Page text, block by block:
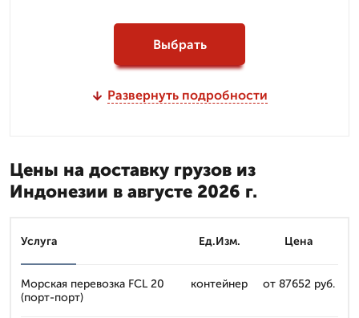
Выбрать
Развернуть подробности
Цены на доставку грузов из
Индонезии в августе 2026 г.
Услуга Ед.Изм. Цена
Морская перевозка FCL 20
(порт-порт)
контейнер от 87652 руб.